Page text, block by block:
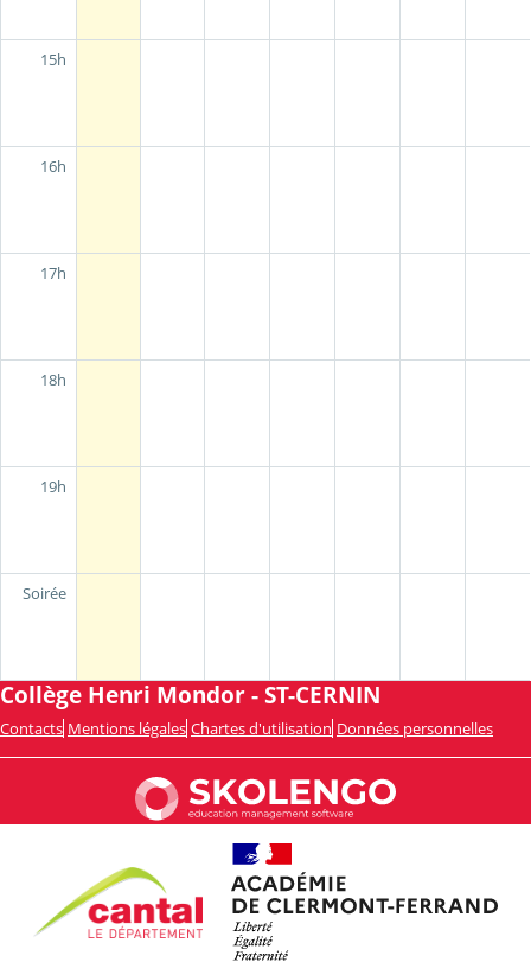
15h
16h
17h
18h
19h
Soirée
Collège Henri Mondor - ST-CERNIN
Contacts Mentions légales Chartes d'utilisation Données personnelles